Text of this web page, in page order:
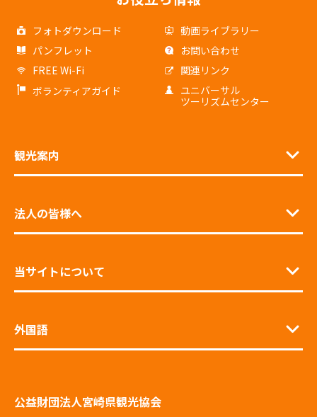
フォトダウンロード
動画ライブラリー
パンフレット
お問い合わせ
FREE Wi-Fi
関連リンク
ボランティアガイド
ユニバーサル
ツーリズムセンター
観光案内
法人の皆様へ
当サイトについて
外国語
公益財団法人宮崎県観光協会